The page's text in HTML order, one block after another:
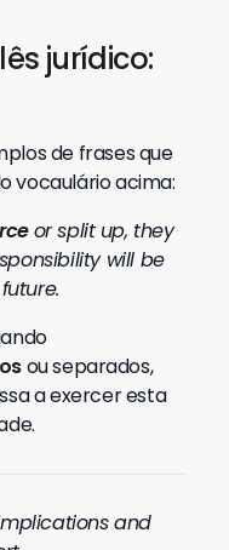
jurídico:
de frases que
vocaulário acima:
or split up, they
will be
ou separados,
a exercer esta
and